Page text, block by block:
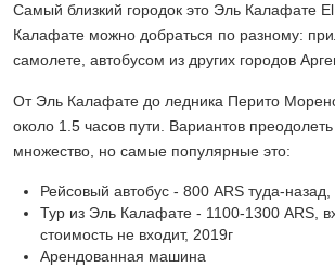
Самый близкий городок это Эль Калафате
Калафате можно добраться по разному:
самолете, автобусом из других городов
От Эль Калафате до ледника Перито
около 1.5 часов пути. Вариантов
множество, но самые популярные это:
Рейсовый автобус - 800 ARS туда-назад,
Тур из Эль Калафате - 1100-1300 ARS,
стоимость не входит, 2019г
Арендованная машина